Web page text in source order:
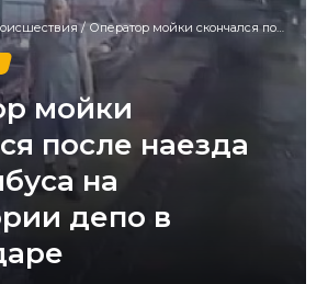
/Оператор мойки скончался после наезда троллейбуса на территории депо в Краснодаре
мойки
после наезда
на
депо в